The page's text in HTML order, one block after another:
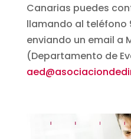
Canarias puedes
llamando al teléfono
enviando un email a
(Departamento de